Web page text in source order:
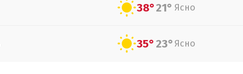
38°21° Ясно
35°23° Ясно